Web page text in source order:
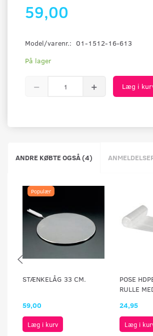
59,00
Model/varenr.: 01-1512-16-613
På lager
Læg i
ANDRE KØBTE OGSÅ (4)
Populær
STÆNKELÅG 33 CM.
59,00
Læg i kurv
POSE
RULLE
24,95
Læg i